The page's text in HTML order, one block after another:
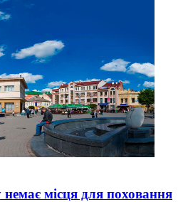
місця для поховання